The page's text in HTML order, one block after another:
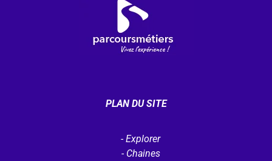
PLAN DU SITE
Explorer
Chaines